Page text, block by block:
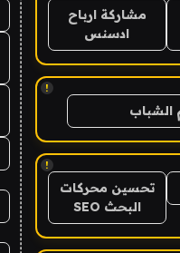
مشاركة ارباح
ادسنس
!
الشباب
!
تحسين محركات
البحث SEO